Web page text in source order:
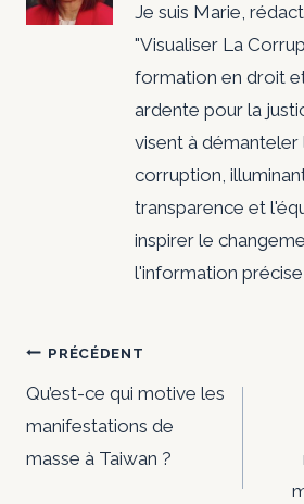
Je suis Marie,
"Visualiser La
formation en droit
ardente pour la
visent à démanteler
corruption,
transparence et
inspirer le
l'information
Navigation
de
l’article
PRÉCÉDENT
Qu’est-ce qui motive les
manifestations de
masse à Taiwan ?